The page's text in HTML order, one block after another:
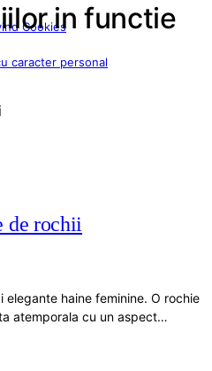
Cookies
caracter personal
in functie
de rochii
elegante haine feminine. O rochie
atemporala cu un aspect…